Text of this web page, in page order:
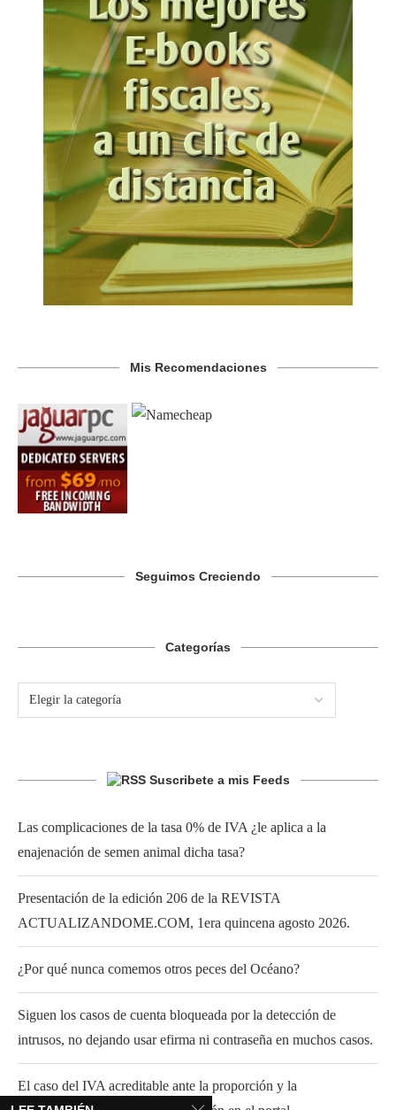
Mis Recomendaciones
Seguimos Creciendo
Categorías
Suscribete a mis Feeds
Las complicaciones de la tasa 0% de IVA ¿le aplica a la
enajenación de semen animal dicha tasa?
Presentación de la edición 206 de la REVISTA
ACTUALIZANDOME.COM, 1era quincena agosto 2026.
¿Por qué nunca comemos otros peces del Océano?
Siguen los casos de cuenta bloqueada por la detección de
intrusos, no dejando usar efirma ni contraseña en muchos casos.
El caso del IVA acreditable ante la proporción y la